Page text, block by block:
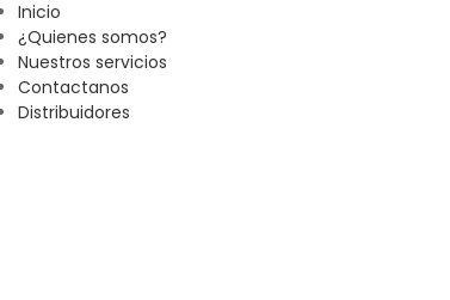
Inicio
¿Quienes somos?
Nuestros servicios
Contactanos
Distribuidores